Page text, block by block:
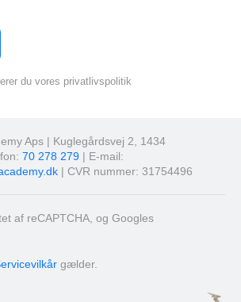
du vores privatlivspolitik
Aps | Kuglegårdsvej 2, 1434
70 278 279 | E-mail:
| CVR nummer: 31754496
af reCAPTCHA, og Googles
gælder.